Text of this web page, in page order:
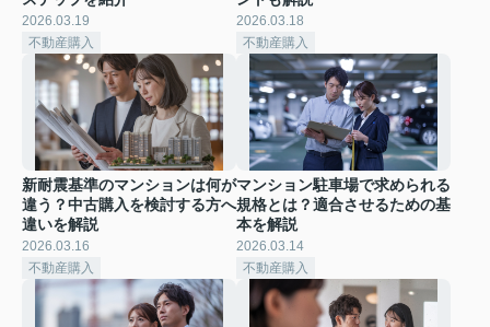
2026.03.19
不動産購入
2026.03.18
不動産購入
新耐震基準のマンションは何が
違う？中古購入を検討する方へ
違いを解説
2026.03.16
不動産購入
マンション駐車場で求められる
規格とは？適合させるための基
本を解説
2026.03.14
不動産購入